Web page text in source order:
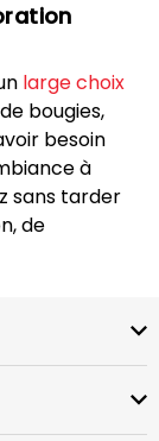
large choix
bougies,
besoin
à
sans tarder
de